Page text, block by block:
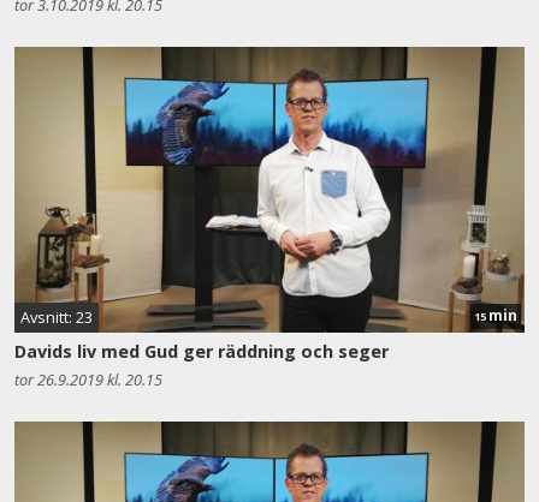
tor 3.10.2019 kl. 20.15
Avsnitt: 23 15 min
Davids liv med Gud ger räddning och seger
tor 26.9.2019 kl. 20.15